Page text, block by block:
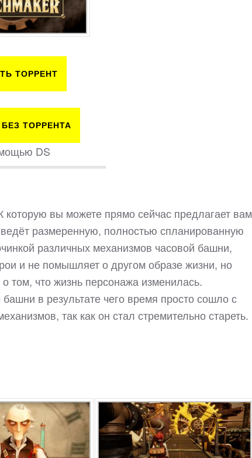
ТОРРЕНТ
ТОРРЕНТА
DS
которую вы можете прямо сейчас предлагает вам
размеренную, полностью спланированную
различных механизмов часовой башни,
и не помышляет о другом образе жизни, но
том, что жизнь персонажа изменилась.
в результате чего время просто сошло с
так как он стал стремительно стареть.